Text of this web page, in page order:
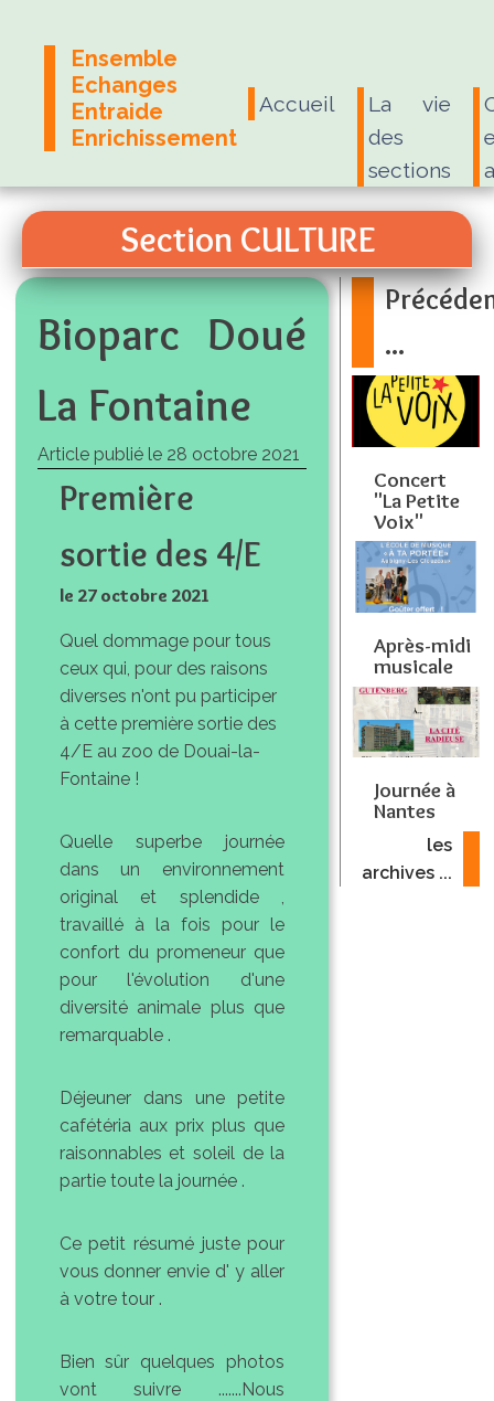
Ensemble
Echanges
Entraide
Enrichissement
Accueil
La vie
des
sections
Section CULTURE
Bioparc Doué
La Fontaine
Article publié le 28 octobre 2021
Première
sortie des 4/E
le 27 octobre 2021
Quel dommage pour tous
ceux qui, pour des raisons
diverses n'ont pu participer
à cette première sortie des
4/E au zoo de Douai-la-
Fontaine !
Quelle superbe journée
dans un environnement
original et splendide ,
travaillé à la fois pour le
confort du promeneur que
pour l'évolution d'une
diversité animale plus que
remarquable .
Déjeuner dans une petite
cafétéria aux prix plus que
raisonnables et soleil de la
partie toute la journée .
Ce petit résumé juste pour
vous donner envie d' y aller
à votre tour .
Bien sûr quelques photos
vont suivre .......Nous
...
Concert
"La Petite
Voix"
Après-midi
musicale
Journée à
Nantes
les
archives ...